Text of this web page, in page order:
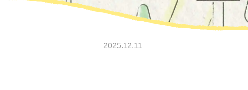
2025.12.11